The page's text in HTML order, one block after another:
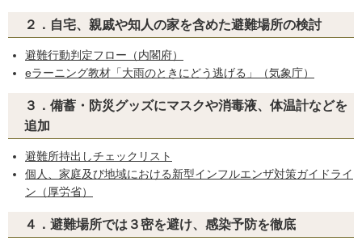
２．自宅、親戚や知人の家を含めた避難場所の検討
避難行動判定フロー（内閣府）
eラーニング教材「大雨のときにどう逃げる」（気象庁）
３．備蓄・防災グッズにマスクや消毒液、体温計などを
追加
避難所持出しチェックリスト
個人、家庭及び地域における新型インフルエンザ対策ガイドライ
ン（厚労省）
４．避難場所では３密を避け、感染予防を徹底